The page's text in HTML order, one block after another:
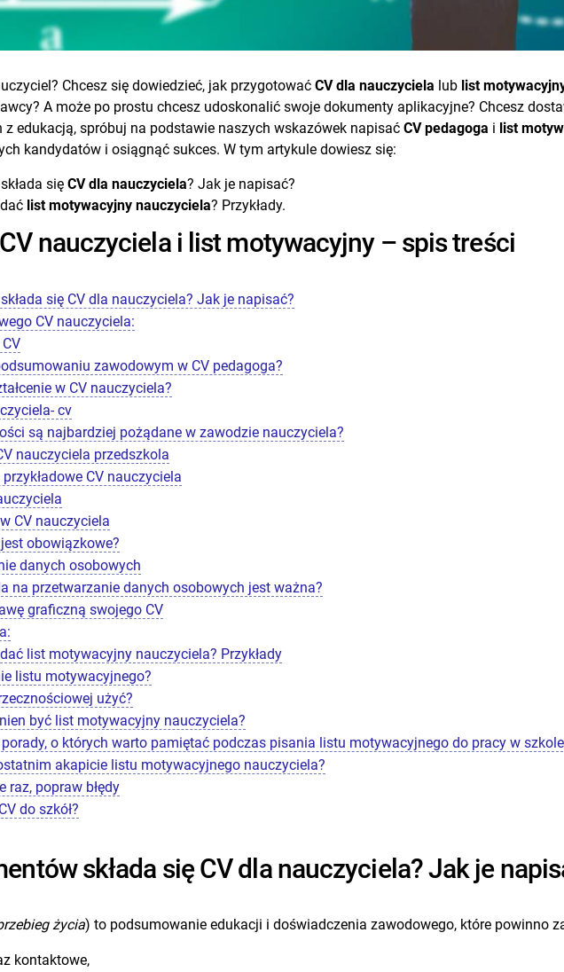
Chcesz się dowiedzieć, jak przygotować CV dla nauczyciela lub list
A może po prostu chcesz udoskonalić swoje dokumenty aplikacyjne? Chcesz
edukacją, spróbuj na podstawie naszych wskazówek napisać CV pedagoga i list
kandydatów i osiągnąć sukces. W tym artykule dowiesz się:
się CV dla nauczyciela? Jak je napisać?
list motywacyjny nauczyciela? Przykłady.
nauczyciela i list motywacyjny – spis treści
się CV dla nauczyciela? Jak je napisać?
CV nauczyciela:
zawodowym w CV pedagoga?
w CV nauczyciela?
cv
są najbardziej pożądane w zawodzie nauczyciela?
nauczyciela przedszkola
CV nauczyciela
CV nauczyciela
obowiązkowe?
danych osobowych
na przetwarzanie danych osobowych jest ważna?
graficzną swojego CV
list motywacyjny nauczyciela? Przykłady
listu motywacyjnego?
użyć?
być list motywacyjny nauczyciela?
o których warto pamiętać podczas pisania listu motywacyjnego do pracy w
akapicie listu motywacyjnego nauczyciela?
raz, popraw błędy
do szkół?
składa się CV dla nauczyciela? Jak je
życia) to podsumowanie edukacji i doświadczenia zawodowego, które powinno
kontaktowe,